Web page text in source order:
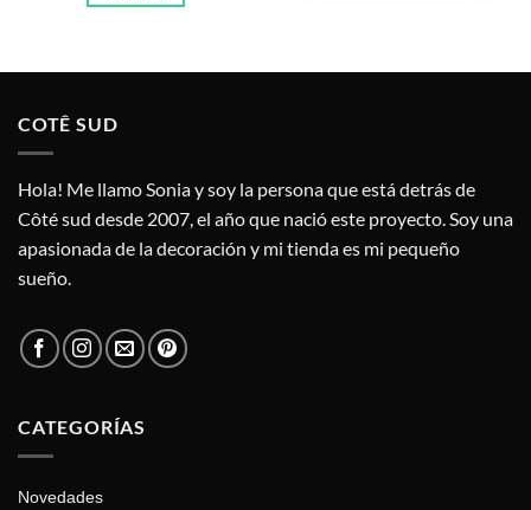
COTÊ SUD
Hola! Me llamo Sonia y soy la persona que está detrás de
Côté sud desde 2007, el año que nació este proyecto. Soy una
apasionada de la decoración y mi tienda es mi pequeño
sueño.
CATEGORÍAS
Novedades